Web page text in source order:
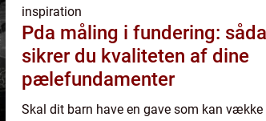
inspiration
Pda måling i fundering:
sikrer du kvaliteten af dine
pælefundamenter
Skal dit barn have en gave som kan